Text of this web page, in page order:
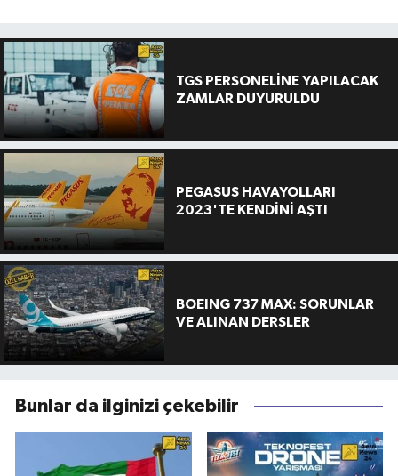
TGS PERSONELİNE YAPILACAK
ZAMLAR DUYURULDU
PEGASUS HAVAYOLLARI
2023'TE KENDİNİ AŞTI
BOEING 737 MAX: SORUNLAR
VE ALINAN DERSLER
Bunlar da ilginizi çekebilir